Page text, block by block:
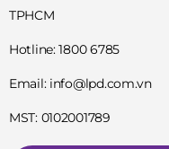
TPHCM
Hotline: 1800 6785
Email: info@lpd.com.vn
MST: 0102001789